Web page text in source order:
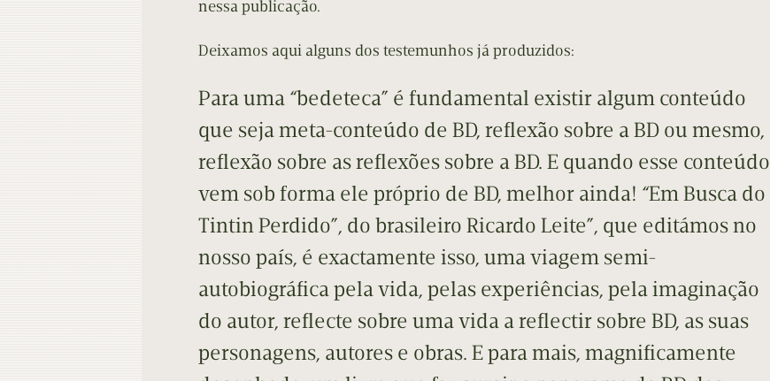
nessa publicação.
Deixamos aqui alguns dos testemunhos já produzidos:
Para uma “bedeteca” é fundamental existir algum conteúdo
que seja meta-conteúdo de BD, reflexão sobre a BD ou mesmo,
reflexão sobre as reflexões sobre a BD. E quando esse conteúdo
vem sob forma ele próprio de BD, melhor ainda! “Em Busca do
Tintin Perdido”, do brasileiro Ricardo Leite”, que editámos no
nosso país, é exactamente isso, uma viagem semi-
autobiográfica pela vida, pelas experiências, pela imaginação
do autor, reflecte sobre uma vida a reflectir sobre BD, as suas
personagens, autores e obras. E para mais, magnificamente